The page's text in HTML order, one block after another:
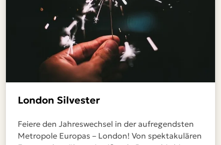
London Silvester
Feiere den Jahreswechsel in der aufregendsten
Metropole Europas – London! Von spektakulären